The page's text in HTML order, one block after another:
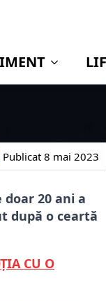
Publicat 8 mai 2023
20 ani a
după o ceartă
CU O